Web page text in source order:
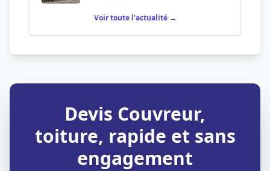
Voir toute l'actualité →
Devis Couvreur,
toiture, rapide et sans
engagement